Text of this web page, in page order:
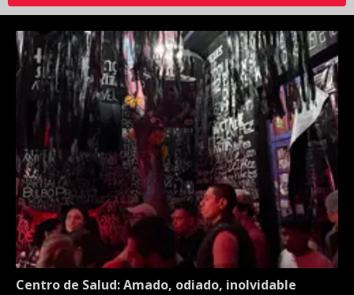
Centro de Salud: Amado, odiado, inolvidable